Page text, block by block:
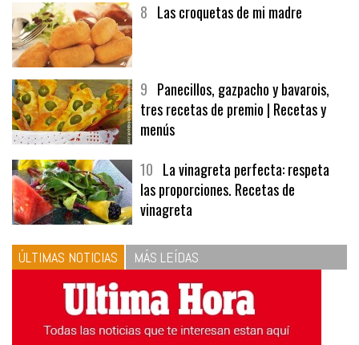
8 Las croquetas de mi madre
9 Panecillos, gazpacho y bavarois,
tres recetas de premio | Recetas y
menús
10 La vinagreta perfecta: respeta
las proporciones. Recetas de
vinagreta
ÚLTIMAS NOTICIAS MÁS LEÍDAS